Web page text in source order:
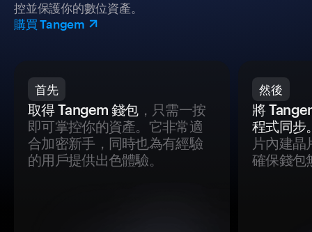
控並保護你的數位資產。
購買 Tangem
首先
取得 Tangem 錢包，只需一按
即可掌控你的資產。它非常適
合加密新手，同時也為有經驗
的用戶提供出色體驗。
然後
將
程式同步
片內建晶
確保錢包